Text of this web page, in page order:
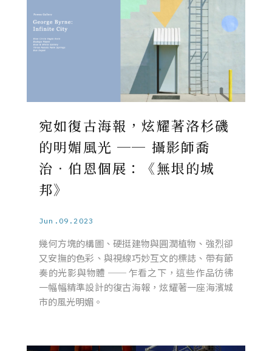
宛如復古海報，炫耀著洛杉磯
的明媚風光 ── 攝影師喬
治．伯恩個展：《無垠的城
邦》
Jun.09.2023
幾何方塊的構圖、硬挺建物與圓潤植物、強烈卻
又安撫的色彩、與視線巧妙互文的標誌、帶有節
奏的光影與物體 ── 乍看之下，這些作品彷彿
一幅幅精準設計的復古海報，炫耀著一座海濱城
市的風光明媚。